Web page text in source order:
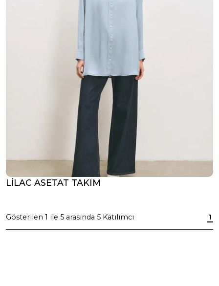
LİLAC ASETAT TAKIM
Gösterilen 1 ile 5 arasında 5 Katılımcı 1